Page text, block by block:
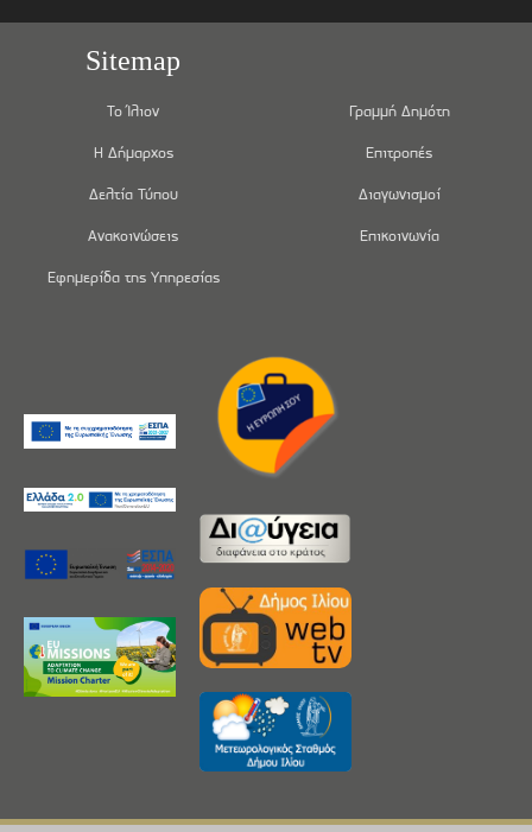
Sitemap
Το Ίλιον
Η Δήμαρχος
Δελτία Τύπου
Ανακοινώσεις
Εφημερίδα της Υπηρεσίας
Γραμμή Δημότη
Επιτροπές
Διαγωνισμοί
Επικοινωνία